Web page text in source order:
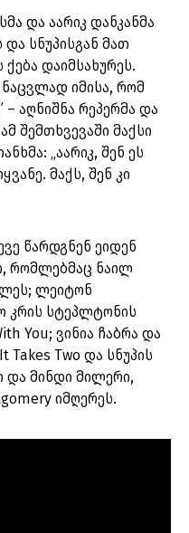
და აარიკ დანკანმა
და სნუპისგან მათ
დაიმსახურეს.
იმისა, რომ
აღნიშნა რეპერმა და
შემთხვევაში მაქსი
„აარიკ, შენ ეს
მაქს, შენ კი
წარდგნენ ეიდენ
რომლებმაც ნაილ
ლეიტონ
კრის სტეპლტონის
You; ვინია ჩაბრა და
Two და სნუპის
და მინდი მილერი,
იმღერეს.